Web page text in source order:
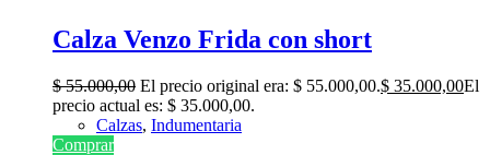
Calza Venzo Frida con short
$55.000,00 El precio original era: $ 55.000,00.$ 35.000,00El
precio actual es: $ 35.000,00.
Calzas, Indumentaria
Comprar